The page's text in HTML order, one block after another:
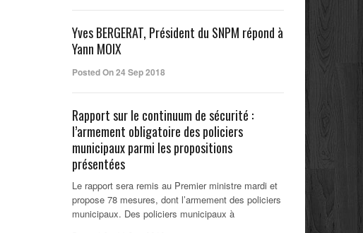
Yves BERGERAT, Président du SNPM répond à
Yann MOIX
Posted On 24 Sep 2018
Rapport sur le continuum de sécurité :
l’armement obligatoire des policiers
municipaux parmi les propositions
présentées
Le rapport sera remis au Premier ministre mardi et
propose 78 mesures, dont l’armement des policiers
municipaux. Des policiers municipaux à